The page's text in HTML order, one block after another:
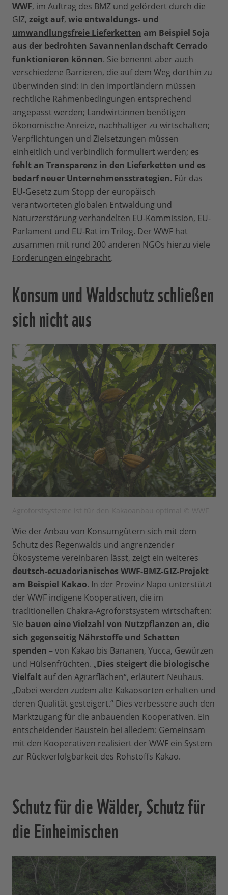
WWF, im Auftrag des BMZ und gefördert durch die
GIZ, zeigt auf, wie entwaldungs- und
umwandlungsfreie Lieferketten am Beispiel Soja
aus der bedrohten Savannenlandschaft Cerrado
funktionieren können. Sie benennt aber auch
verschiedene Barrieren, die auf dem Weg dorthin zu
überwinden sind: In den Importländern müssen
rechtliche Rahmenbedingungen entsprechend
angepasst werden; Landwirt:innen benötigen
ökonomische Anreize, nachhaltiger zu wirtschaften;
Verpflichtungen und Zielsetzungen müssen
einheitlich und verbindlich formuliert werden; es
fehlt an Transparenz in den Lieferketten und es
bedarf neuer Unternehmensstrategien. Für das
EU-Gesetz zum Stopp der europäisch
verantworteten globalen Entwaldung und
Naturzerstörung verhandelten EU-Kommission, EU-
Parlament und EU-Rat im Trilog. Der WWF hat
zusammen mit rund 200 anderen NGOs hierzu viele
Forderungen eingebracht.
Konsum und Waldschutz schließen
sich nicht aus
Wie der Anbau von Konsumgütern sich mit dem
Schutz des Regenwalds und angrenzender
Ökosysteme vereinbaren lässt, zeigt ein weiteres
deutsch-ecuadorianisches WWF-BMZ-GIZ-Projekt
am Beispiel Kakao. In der Provinz Napo unterstützt
der WWF indigene Kooperativen, die im
traditionellen Chakra-Agroforstsystem wirtschaften:
Sie bauen eine Vielzahl von Nutzpflanzen an, die
sich gegenseitig Nährstoffe und Schatten
spenden – von Kakao bis Bananen, Yucca, Gewürzen
und Hülsenfrüchten. „Dies steigert die biologische
Vielfalt auf den Agrarflächen“, erläutert Neuhaus.
„Dabei werden zudem alte Kakaosorten erhalten und
deren Qualität gesteigert.“ Dies verbessere auch den
Marktzugang für die anbauenden Kooperativen. Ein
entscheidender Baustein bei alledem: Gemeinsam
mit den Kooperativen realisiert der WWF ein System
zur Rückverfolgbarkeit des Rohstoffs Kakao.
Schutz für die Wälder, Schutz für
die Einheimischen